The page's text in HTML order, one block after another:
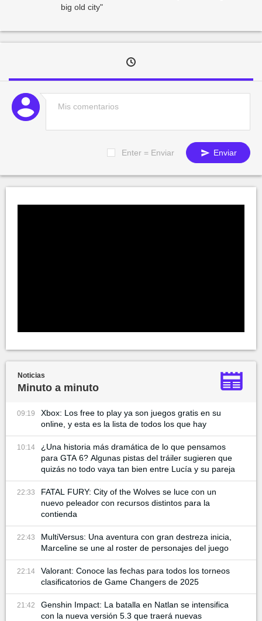
big old city"
Enter = Enviar Enviar
Noticias
Minuto a minuto
09:19
Xbox: Los free to play ya son juegos gratis en su
online, y esta es la lista de todos los que hay
10:14
¿Una historia más dramática de lo que pensamos
para GTA 6? Algunas pistas del tráiler sugieren que
quizás no todo vaya tan bien entre Lucía y su pareja
22:33
FATAL FURY: City of the Wolves se luce con un
nuevo peleador con recursos distintos para la
contienda
22:43
MultiVersus: Una aventura con gran destreza inicia,
Marceline se une al roster de personajes del juego
22:14
Valorant: Conoce las fechas para todos los torneos
clasificatorios de Game Changers de 2025
21:42
Genshin Impact: La batalla en Natlan se intensifica
con la nueva versión 5.3 que traerá nuevas